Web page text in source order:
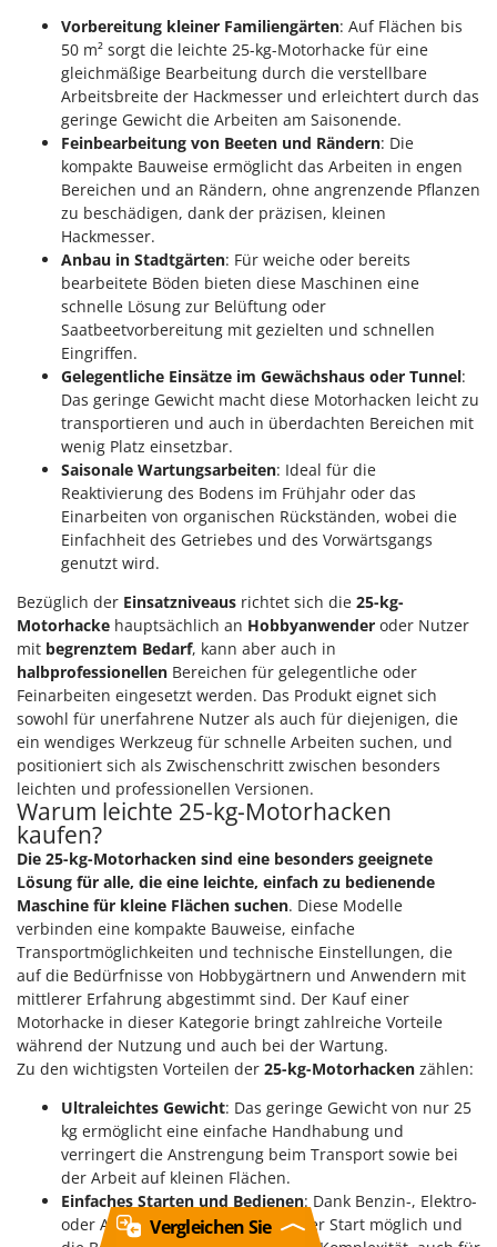
Vorbereitung kleiner Familiengärten: Auf Flächen bis
50 m² sorgt die leichte 25-kg-Motorhacke für eine
gleichmäßige Bearbeitung durch die verstellbare
Arbeitsbreite der Hackmesser und erleichtert durch das
geringe Gewicht die Arbeiten am Saisonende.
Feinbearbeitung von Beeten und Rändern: Die
kompakte Bauweise ermöglicht das Arbeiten in engen
Bereichen und an Rändern, ohne angrenzende Pflanzen
zu beschädigen, dank der präzisen, kleinen
Hackmesser.
Anbau in Stadtgärten: Für weiche oder bereits
bearbeitete Böden bieten diese Maschinen eine
schnelle Lösung zur Belüftung oder
Saatbeetvorbereitung mit gezielten und schnellen
Eingriffen.
Gelegentliche Einsätze im Gewächshaus oder Tunnel:
Das geringe Gewicht macht diese Motorhacken leicht zu
transportieren und auch in überdachten Bereichen mit
wenig Platz einsetzbar.
Saisonale Wartungsarbeiten: Ideal für die
Reaktivierung des Bodens im Frühjahr oder das
Einarbeiten von organischen Rückständen, wobei die
Einfachheit des Getriebes und des Vorwärtsgangs
genutzt wird.
Bezüglich der Einsatzniveaus richtet sich die 25-kg-
Motorhacke hauptsächlich an Hobbyanwender oder Nutzer
mit begrenztem Bedarf, kann aber auch in
halbprofessionellen Bereichen für gelegentliche oder
Feinarbeiten eingesetzt werden. Das Produkt eignet sich
sowohl für unerfahrene Nutzer als auch für diejenigen, die
ein wendiges Werkzeug für schnelle Arbeiten suchen, und
positioniert sich als Zwischenschritt zwischen besonders
leichten und professionellen Versionen.
Warum leichte 25-kg-Motorhacken
kaufen?
Die 25-kg-Motorhacken sind eine besonders geeignete
Lösung für alle, die eine leichte, einfach zu bedienende
Maschine für kleine Flächen suchen. Diese Modelle
verbinden eine kompakte Bauweise, einfache
Transportmöglichkeiten und technische Einstellungen, die
auf die Bedürfnisse von Hobbygärtnern und Anwendern mit
mittlerer Erfahrung abgestimmt sind. Der Kauf einer
Motorhacke in dieser Kategorie bringt zahlreiche Vorteile
während der Nutzung und auch bei der Wartung.
Zu den wichtigsten Vorteilen der 25-kg-Motorhacken zählen:
Ultraleichtes Gewicht: Das geringe Gewicht von nur 25
kg ermöglicht eine einfache Handhabung und
verringert die Anstrengung beim Transport sowie bei
der Arbeit auf kleinen Flächen.
Einfaches Starten und Bedienen: Dank Benzin-, Elektro-
oder Akkumotoren ist ein sofortiger Start möglich und
Vergleichen Sie